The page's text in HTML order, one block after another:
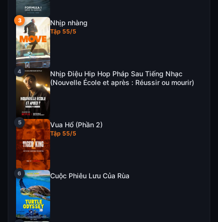
Nhịp nhàng
Tập 55/5
Nhịp Điệu Hip Hop Pháp Sau Tiếng Nhạc
(Nouvelle École et après : Réussir ou mourir)
Vua Hổ (Phần 2)
Tập 55/5
Cuộc Phiêu Lưu Của Rùa